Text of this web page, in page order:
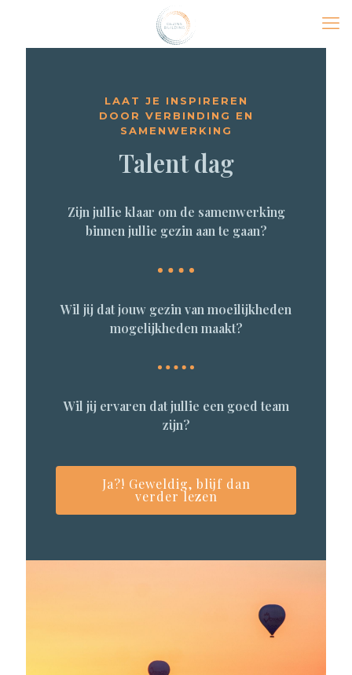
LAAT JE INSPIREREN
DOOR VERBINDING EN
SAMENWERKING
Talent dag
Zijn jullie klaar om de samenwerking
binnen jullie gezin aan te gaan?
Wil jij dat jouw gezin van moeilijkheden
mogelijkheden maakt?
Wil jij ervaren dat jullie een goed team
zijn?
Ja?! Geweldig, blijf dan
verder lezen